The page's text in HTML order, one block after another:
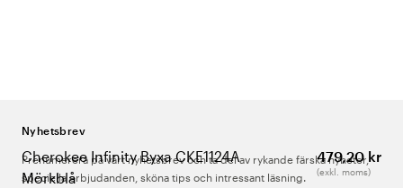
Cherokee Infinity Byxa CKE1124A
Mörkblå
479,20 kr
(exkl. moms)
Nyhetsbrev
Prenumerera på vårt nyhetsbrev och ta del av rykande färska nyheter,
speciella erbjudanden, sköna tips och intressant läsning.